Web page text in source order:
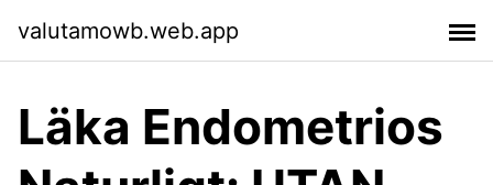
valutamowb.web.app
Läka Endometrios